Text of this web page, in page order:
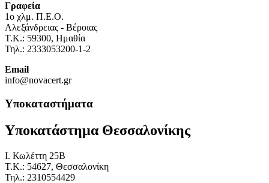
Γραφεία
1o χλμ. Π.Ε.Ο.
Αλεξάνδρειας - Βέροιας
Τ.Κ.: 59300, Ημαθία
Τηλ.: 2333053200-1-2
Email
info@novacert.gr
Υποκαταστήματα
Υποκατάστημα Θεσσαλονίκης
I. Κωλέττη 25Β
Τ.Κ.: 54627, Θεσσαλονίκη
Τηλ.: 2310554429